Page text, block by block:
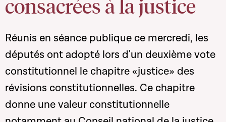
consacrées à la justice
Réunis en séance publique ce mercredi, les
députés ont adopté lors d'un deuxième vote
constitutionnel le chapitre «justice» des
révisions constitutionnelles. Ce chapitre
donne une valeur constitutionnelle